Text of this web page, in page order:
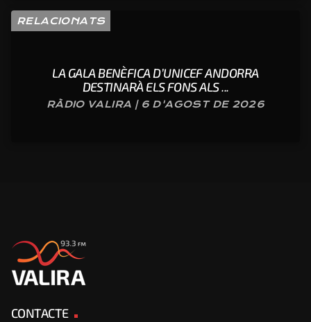
RELACIONATS
LA GALA BENÈFICA D’UNICEF ANDORRA
DESTINARÀ ELS FONS ALS ...
RÀDIO VALIRA | 6 D'AGOST DE 2026
CONTACTE